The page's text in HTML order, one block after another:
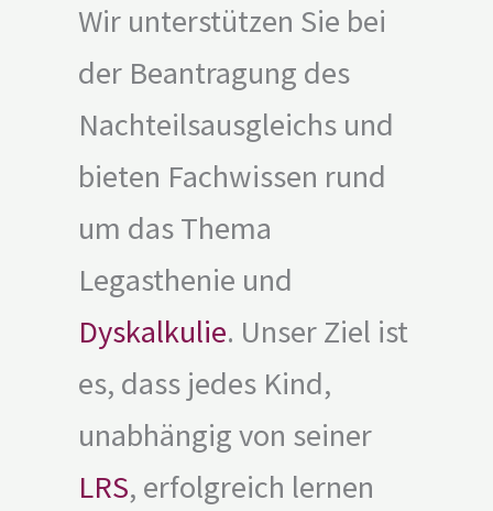
Wir unterstützen Sie bei
der Beantragung des
Nachteilsausgleichs und
bieten Fachwissen rund
um das Thema
Legasthenie und
Dyskalkulie. Unser Ziel ist
es, dass jedes Kind,
unabhängig von seiner
LRS, erfolgreich lernen